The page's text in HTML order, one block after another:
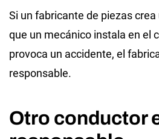
Si un fabricante de piezas
que un mecánico instala en el
provoca un accidente, el
responsable.
Otro conductor